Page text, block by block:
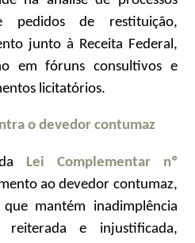
pedidos de restituição,
junto à Receita Federal,
em fóruns consultivos e
licitatórios.
o devedor contumaz
Lei Complementar nº
ao devedor contumaz,
mantém inadimplência
reiterada e injustificada,